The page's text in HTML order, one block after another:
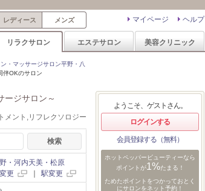
ヘルプ
マイページ
レディース メンズ
リラクサロン エステサロン 美容クリニック
・マッサージサロン平野・八
伴OKのサロン
ージサロン～
メント,リフレクソロジー
・河内天美・松原
更 駅変更
ようこそ、ゲストさん。
ログインする
会員登録する（無料）
ホットペッパービューティーなら
ポイントが1%たまる！
ためたポイントをつかっておとく
にサロンをネット予約！